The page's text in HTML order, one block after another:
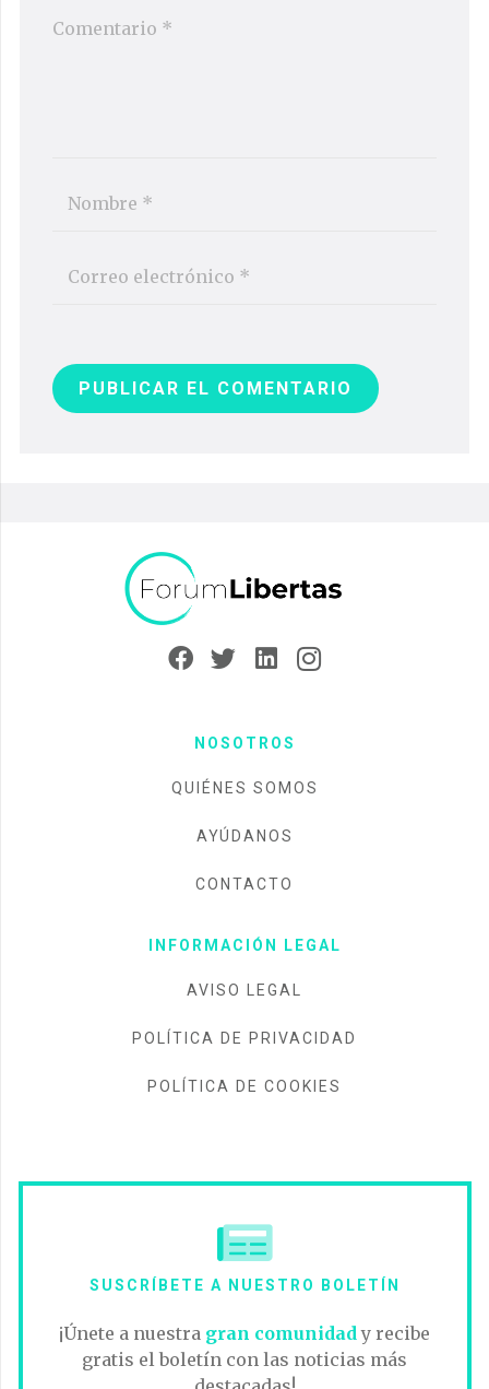
PUBLICAR EL COMENTARIO
NOSOTROS
QUIÉNES SOMOS
AYÚDANOS
CONTACTO
INFORMACIÓN LEGAL
AVISO LEGAL
POLÍTICA DE PRIVACIDAD
POLÍTICA DE COOKIES
SUSCRÍBETE A NUESTRO BOLETÍN
¡Únete a nuestra gran comunidad y recibe
gratis el boletín con las noticias más